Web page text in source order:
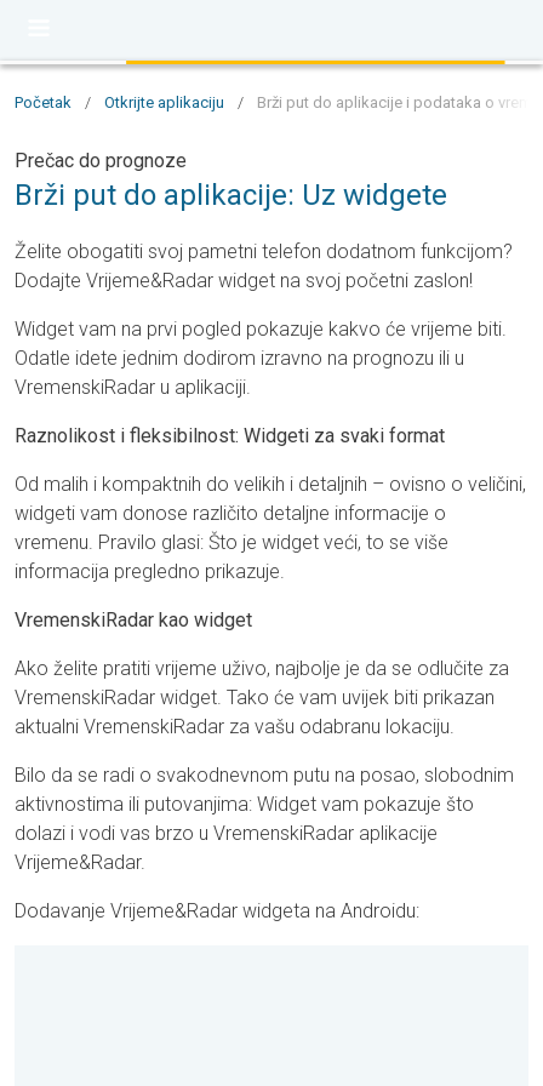
Početak / Otkrijte aplikaciju / Brži put do aplikacije i podataka o
Prečac do prognoze
Brži put do aplikacije: Uz widgete
Želite obogatiti svoj pametni telefon dodatnom funkcijom?
Dodajte Vrijeme&Radar widget na svoj početni zaslon!
Widget vam na prvi pogled pokazuje kakvo će vrijeme biti.
Odatle idete jednim dodirom izravno na prognozu ili u
VremenskiRadar u aplikaciji.
Raznolikost i fleksibilnost: Widgeti za svaki format
Od malih i kompaktnih do velikih i detaljnih – ovisno o veličini,
widgeti vam donose različito detaljne informacije o
vremenu. Pravilo glasi: Što je widget veći, to se više
informacija pregledno prikazuje.
VremenskiRadar kao widget
Ako želite pratiti vrijeme uživo, najbolje je da se odlučite za
VremenskiRadar widget. Tako će vam uvijek biti prikazan
aktualni VremenskiRadar za vašu odabranu lokaciju.
Bilo da se radi o svakodnevnom putu na posao, slobodnim
aktivnostima ili putovanjima: Widget vam pokazuje što
dolazi i vodi vas brzo u VremenskiRadar aplikacije
Vrijeme&Radar.
Dodavanje Vrijeme&Radar widgeta na Androidu: